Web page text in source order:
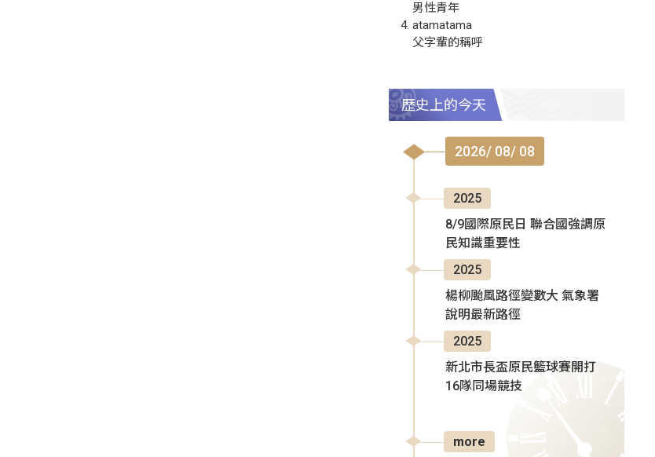
男性青年
atamatama
父字輩的稱呼
歷史上的今天
2026/ 08/ 08
2025
8/9國際原民日 聯合國強調原
民知識重要性
2025
楊柳颱風路徑變數大 氣象署
說明最新路徑
2025
新北市長盃原民籃球賽開打
16隊同場競技
more